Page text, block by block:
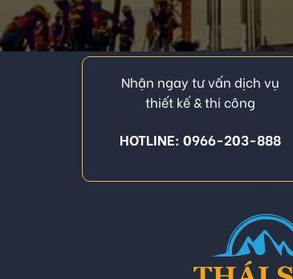
Nhận ngay tư vấn dịch vụ
thiết kế & thi công
HOTLINE: 0966-203-888